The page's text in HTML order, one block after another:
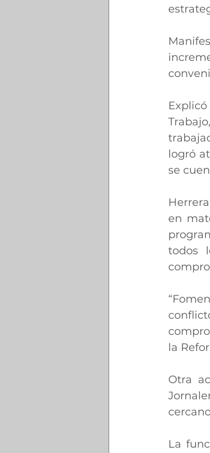
logró
se
en
todos
la
Otra
La